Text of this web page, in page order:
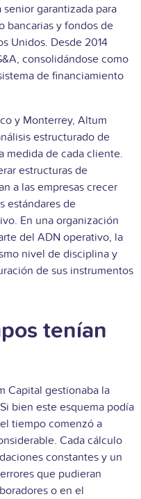
garantizada para
bancarias y fondos de
Unidos. Desde 2014
consolidándose como
de financiamiento
y Monterrey, Altum
estructurado de
medida de cada cliente.
estructuras de
a las empresas crecer
estándares de
En una organización
del ADN operativo, la
nivel de disciplina y
de sus instrumentos
tenían
Capital gestionaba la
bien este esquema podía
tiempo comenzó a
Cada cálculo
constantes y un
que pudieran
o en el